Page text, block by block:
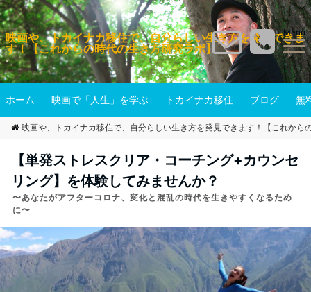
映画や、トカイナカ移住で、自分らしい生き方を発見できま
す！【これからの時代の生き方研究ラボ】
Menu
ホーム 映画で「人生」を学ぶ トカイナカ移住 ブログ 無
映画や、トカイナカ移住で、自分らしい生き方を発見できます！【これから
【単発ストレスクリア・コーチング+カウンセ
リング】を体験してみませんか？
〜あなたがアフターコロナ、変化と混乱の時代を生きやすくなるため
に〜